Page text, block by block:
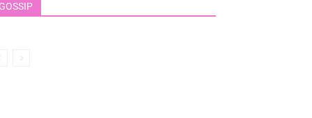
GOSSIP